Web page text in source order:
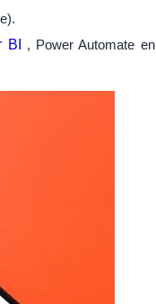
BI
, Power Automate en